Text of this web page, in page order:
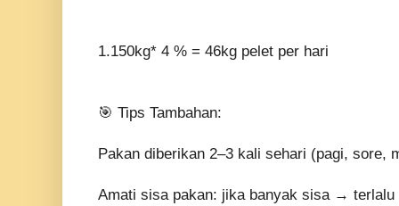
1.150kg* 4 % = 46kg pelet per hari
🎯 Tips Tambahan:
Pakan diberikan 2–3 kali sehari (pagi, sore,
Amati sisa pakan: jika banyak sisa →